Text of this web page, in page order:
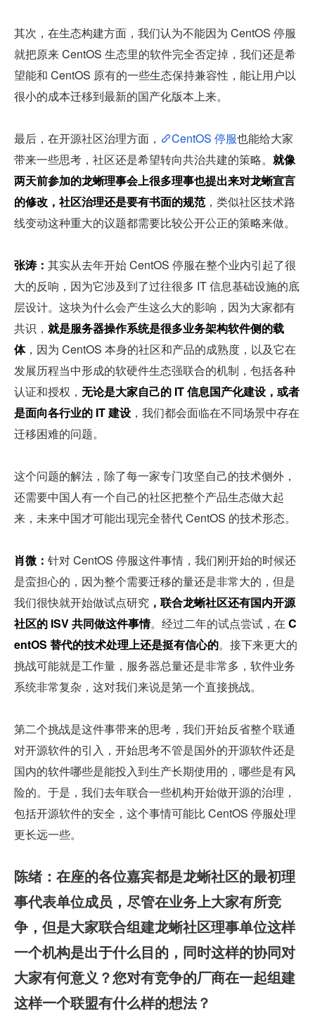
其次，在生态构建方面，我们认为不能因为 CentOS 停服
就把原来 CentOS 生态里的软件完全否定掉，我们还是希
望能和 CentOS 原有的一些生态保持兼容性，能让用户以
很小的成本迁移到最新的国产化版本上来。
最后，在开源社区治理方面， CentOS 停服也能给大家
带来一些思考，社区还是希望转向共治共建的策略。 就像
两天前参加的龙蜥理事会上很多理事也提出来对龙蜥宣言
的修改，社区治理还是要有书面的规范，类似社区技术路
线变动这种重大的议题都需要比较公开公正的策略来做。
张涛： 其实从去年开始 CentOS 停服在整个业内引起了很
大的反响，因为它涉及到了过往很多 IT 信息基础设施的底
层设计。这块为什么会产生这么大的影响，因为大家都有
共识， 就是服务器操作系统是很多业务架构软件侧的载
体，因为 CentOS 本身的社区和产品的成熟度，以及它在
发展历程当中形成的软硬件生态强联合的机制，包括各种
认证和授权， 无论是大家自己的 IT 信息国产化建设，或者
是面向各行业的 IT 建设 ，我们都会面临在不同场景中存在
迁移困难的问题。
这个问题的解法，除了每一家专门攻坚自己的技术侧外，
还需要中国人有一个自己的社区把整个产品生态做大起
来，未来中国才可能出现完全替代 CentOS 的技术形态。
肖微： 针对 CentOS 停服这件事情，我们刚开始的时候还
是蛮担心的，因为整个需要迁移的量还是非常大的，但是
我们很快就开始做试点研究 ，联合龙蜥社区还有国内开源
社区的 ISV 共同做这件事情。经过二年的试点尝试，在 C
entOS 替代的技术处理上还是挺有信心的。接下来更大的
挑战可能就是工作量，服务器总量还是非常多，软件业务
系统非常复杂，这对我们来说是第一个直接挑战。
第二个挑战是这件事带来的思考，我们开始反省整个联通
对开源软件的引入，开始思考不管是国外的开源软件还是
国内的软件哪些是能投入到生产长期使用的，哪些是有风
险的。于是，我们去年联合一些机构开始做开源的治理，
包括开源软件的安全，这个事情可能比 CentOS 停服处理
更长远一些。
陈绪：在座的各位嘉宾都是龙蜥社区的最初理
事代表单位成员，尽管在业务上大家有所竞
争，但是大家联合组建龙蜥社区理事单位这样
一个机构是出于什么目的，同时这样的协同对
大家有何意义？您对有竞争的厂商在一起组建
这样一个联盟有什么样的想法？